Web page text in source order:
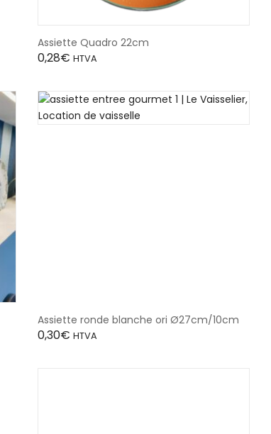
Assiette Quadro 22cm
0,28€ HTVA
Assiette ronde blanche ori Ø27cm/10cm
0,30€ HTVA